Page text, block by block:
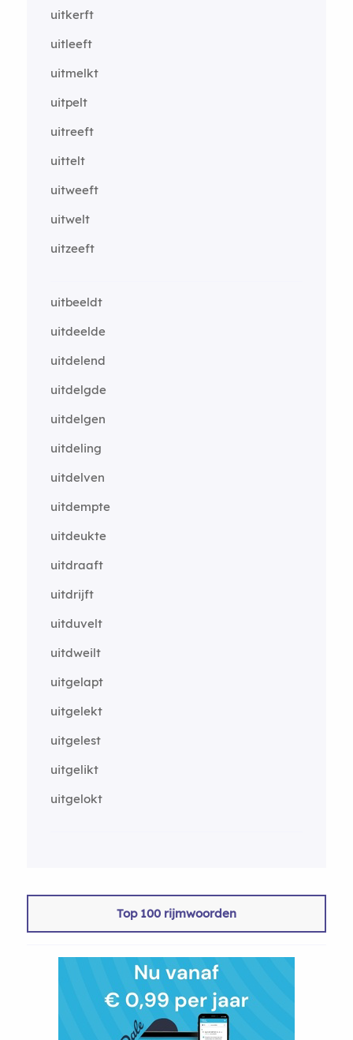
uitkerft
uitleeft
uitmelkt
uitpelt
uitreeft
uittelt
uitweeft
uitwelt
uitzeeft
uitbeeldt
uitdeelde
uitdelend
uitdelgde
uitdelgen
uitdeling
uitdelven
uitdempte
uitdeukte
uitdraaft
uitdrijft
uitduvelt
uitdweilt
uitgelapt
uitgelekt
uitgelest
uitgelikt
uitgelokt
Top 100 rijmwoorden